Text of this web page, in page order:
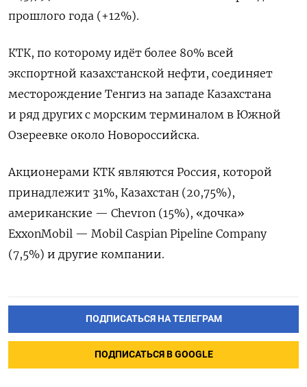
прошлого года (+12%).
КТК, по которому идёт более 80% всей
экспортной казахстанской нефти, соединяет
месторождение Тенгиз на западе Казахстана
и ряд других с морским терминалом в Южной
Озереевке около Новороссийска.
Акционерами КТК являются Россия, которой
принадлежит 31%, Казахстан (20,75%),
американские — Chevron (15%), «дочка»
ExxonMobil — Mobil Caspian Pipeline Company
(7,5%) и другие компании.
ПОДПИСАТЬСЯ НА ТЕЛЕГРАМ
ПОДПИСАТЬСЯ В GOOGLE